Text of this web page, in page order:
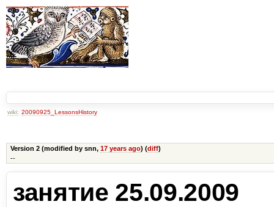
wiki: 20090925_LessonsHistory
Version 2 (modified by snn, 17 years ago) (diff)
--
занятие 25.09.2009